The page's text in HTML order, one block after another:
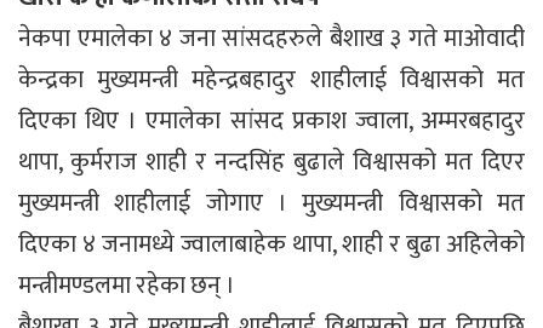
नेकपा एमालेका ४ जना सांसदहरुले बैशाख ३ गते माओवादी
केन्द्रका मुख्यमन्त्री महेन्द्रबहादुर शाहीलाई विश्वासको मत
दिएका थिए । एमालेका सांसद प्रकाश ज्वाला, अम्मरबहादुर
थापा, कुर्मराज शाही र नन्दसिंह बुढाले विश्वासको मत दिएर
मुख्यमन्त्री शाहीलाई जोगाए । मुख्यमन्त्री विश्वासको मत
दिएका ४ जनामध्ये ज्वालाबाहेक थापा, शाही र बुढा अहिलेको
मन्त्रीमण्डलमा रहेका छन् ।